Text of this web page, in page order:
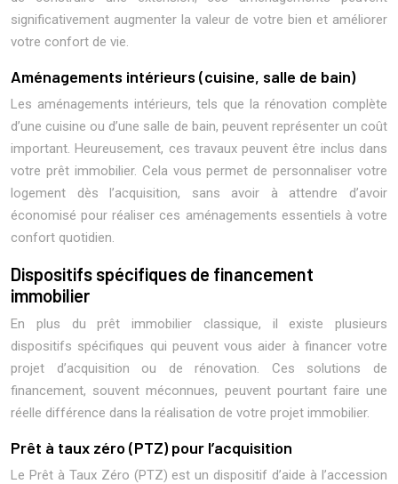
significativement augmenter la valeur de votre bien et améliorer
votre confort de vie.
Aménagements intérieurs (cuisine, salle de bain)
Les aménagements intérieurs, tels que la rénovation complète
d’une cuisine ou d’une salle de bain, peuvent représenter un coût
important. Heureusement, ces travaux peuvent être inclus dans
votre prêt immobilier. Cela vous permet de personnaliser votre
logement dès l’acquisition, sans avoir à attendre d’avoir
économisé pour réaliser ces aménagements essentiels à votre
confort quotidien.
Dispositifs spécifiques de financement
immobilier
En plus du prêt immobilier classique, il existe plusieurs
dispositifs spécifiques qui peuvent vous aider à financer votre
projet d’acquisition ou de rénovation. Ces solutions de
financement, souvent méconnues, peuvent pourtant faire une
réelle différence dans la réalisation de votre projet immobilier.
Prêt à taux zéro (PTZ) pour l’acquisition
Le Prêt à Taux Zéro (PTZ) est un dispositif d’aide à l’accession